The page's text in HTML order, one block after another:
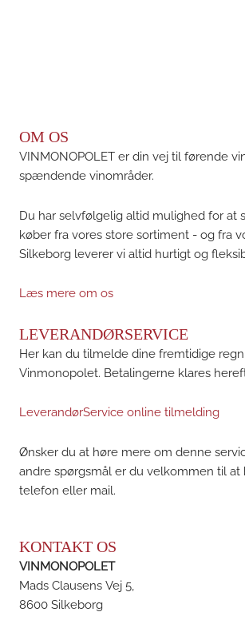
OM OS
VINMONOPOLET er din vej til førende
spændende vinområder.
Du har selvfølgelig altid mulighed for at
køber fra vores store sortiment - og fra
Silkeborg leverer vi altid hurtigt og
Læs mere om os
LEVERANDØRSERVICE
Her kan du tilmelde dine fremtidige
Vinmonopolet. Betalingerne klares
LeverandørService online tilmelding
Ønsker du at høre mere om denne
andre spørgsmål er du velkommen til at
telefon eller mail.
KONTAKT OS
VINMONOPOLET
Mads Clausens Vej 5,
8600 Silkeborg